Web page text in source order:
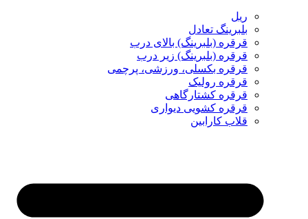
ریل
بلبرینگ تعادل
قرقره (بلبرینگ) بالای درب
قرقره (بلبرینگ) زیر درب
قرقره بکسلی، ورزشی، پرچمی
قرقره رولیک
قرقره کشتارگاهی
قرقره کشویی دیواری
قلاب کارابین